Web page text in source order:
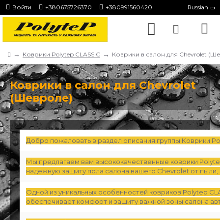
Войти +380675726370 +380991560420 Russian
Коврики Polytep CLASSIC Коврики в салон для Chevrolet
Коврики в салон для Chevrolet
(Шевроле)
Добро пожаловать в раздел описания группы Коврики
Мы предлагаем вам высококачественные коврики
надежную защиту пола салона вашего Chevrolet от пыли,
Одной из уникальных особенностей ковриков Polytep
обеспечивает комфорт и защиту важной зоны салона